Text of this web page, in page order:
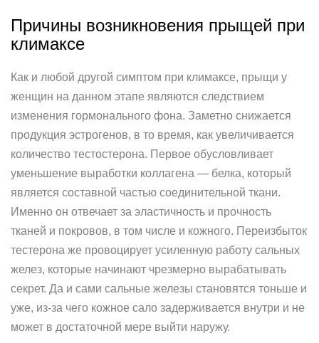
Причины возникновения прыщей при
климаксе
Как и любой другой симптом при климаксе, прыщи у
женщин на данном этапе являются следствием
изменения гормонального фона. Заметно снижается
продукция эстрогенов, в то время, как увеличивается
количество тестостерона. Первое обусловливает
уменьшение выработки коллагена — белка, который
является составной частью соединительной ткани.
Именно он отвечает за эластичность и прочность
тканей и покровов, в том числе и кожного. Переизбыток
тестерона же провоцирует усиленную работу сальных
желез, которые начинают чрезмерно вырабатывать
секрет. Да и сами сальные железы становятся тоньше и
уже, из-за чего кожное сало задерживается внутри и не
может в достаточной мере выйти наружу.